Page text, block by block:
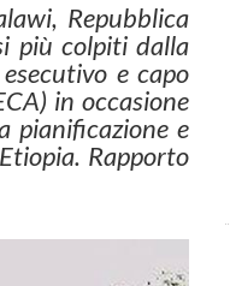
Repubblica
più colpiti dalla
e capo
in occasione
pianificazione e
Rapporto